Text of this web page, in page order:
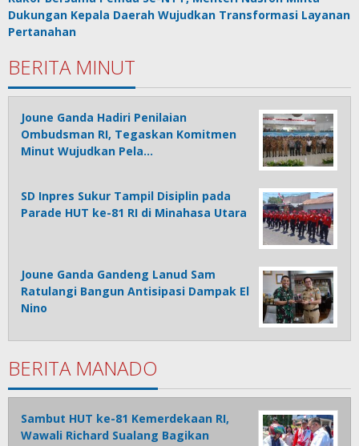
Dukungan Kepala Daerah Wujudkan Transformasi Layanan
Pertanahan
BERITA MINUT
Joune Ganda Hadiri Penilaian
Ombudsman RI, Tegaskan Komitmen
Minut Wujudkan Pela…
SD Inpres Sukur Tampil Disiplin pada
Parade HUT ke-81 RI di Minahasa Utara
Joune Ganda Gandeng Lanud Sam
Ratulangi Bangun Antisipasi Dampak El
Nino
BERITA MANADO
Sambut HUT ke-81 Kemerdekaan RI,
Wawali Richard Sualang Bagikan